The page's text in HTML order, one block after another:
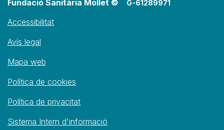
Fundació Sanitària Mollet © G-61289971
Accessibilitat
Avís legal
Mapa web
Política de cookies
Política de privacitat
Sistema Intern d'informació